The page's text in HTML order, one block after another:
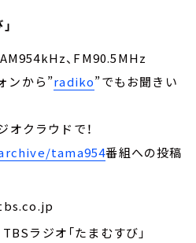
、FM90.5MHz
ンから”radiko”でもお聞きい
クラウドで！
tama954番組への投稿
ラジオ「たまむすび」